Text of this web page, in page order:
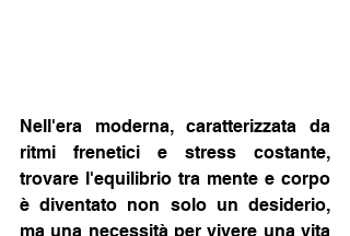
Nell'era moderna, caratterizzata da
ritmi frenetici e stress costante,
trovare l'equilibrio tra mente e corpo
è diventato non solo un desiderio,
ma una necessità per vivere una vita